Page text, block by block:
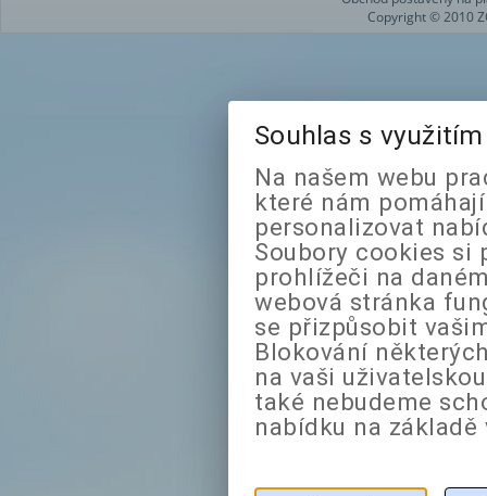
Copyright © 2010
Souhlas s
Na našem webu
které nám
personalizovat
Soubory cookies si
prohlížeči na
webová stránka
se přizpůsobit
Blokování
na vaši
také nebudeme
nabídku na